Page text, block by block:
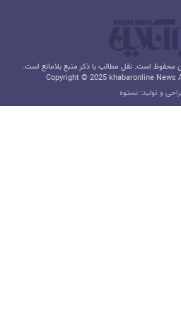
محفوظ است. نقل مطالب با ذکر منبع بلامانع است.
Copyright © 2025 khabaronline News
و تولید: نستوه